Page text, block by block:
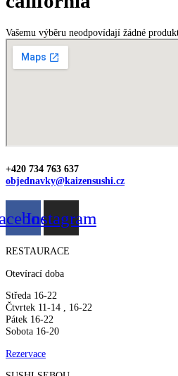
Vašemu výběru neodpovídají žádné
+420 734 763 637
objednavky@kaizensushi.cz
Instagram
RESTAURACE
Otevírací doba
Středa 16-22
Čtvrtek 11-14 , 16-22
Pátek 16-22
Sobota 16-20
Rezervace